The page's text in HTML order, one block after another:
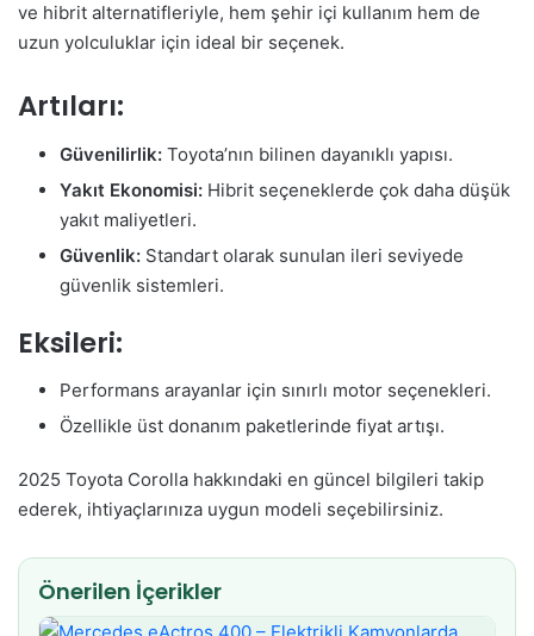
ve hibrit alternatifleriyle, hem şehir içi kullanım hem de
uzun yolculuklar için ideal bir seçenek.
Artıları:
Güvenilirlik: Toyota’nın bilinen dayanıklı yapısı.
Yakıt Ekonomisi: Hibrit seçeneklerde çok daha düşük
yakıt maliyetleri.
Güvenlik: Standart olarak sunulan ileri seviyede
güvenlik sistemleri.
Eksileri:
Performans arayanlar için sınırlı motor seçenekleri.
Özellikle üst donanım paketlerinde fiyat artışı.
2025 Toyota Corolla hakkındaki en güncel bilgileri takip
ederek, ihtiyaçlarınıza uygun modeli seçebilirsiniz.
Önerilen İçerikler